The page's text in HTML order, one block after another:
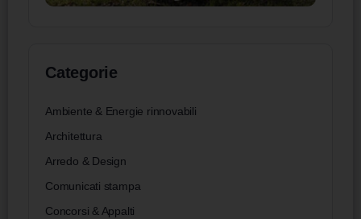
Categorie
Ambiente & Energie rinnovabili
Architettura
Arredo & Design
Comunicati stampa
Concorsi & Appalti